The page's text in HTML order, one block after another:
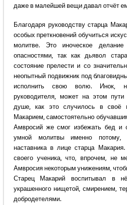
даже в малейшей вещи давал отчёт
Благодаря руководству старца
особых преткновений обучиться
молитве. Это иноческое
опасностями, так как дьявол
состояние прелести и со
неопытный подвижник под
исполнить свою волю. Инок,
руководителя, может на этом пути
душе, как это случилось в своё
Макарием, самостоятельно
Амвросий же смог избежать бед и
умной молитвы именно потому,
наставника в лице старца
своего ученика, что, впрочем, не
Амвросия некоторым унижениям,
Старец Макарий воспитывал в
украшенного нищетой, смирением,
добродетелями.